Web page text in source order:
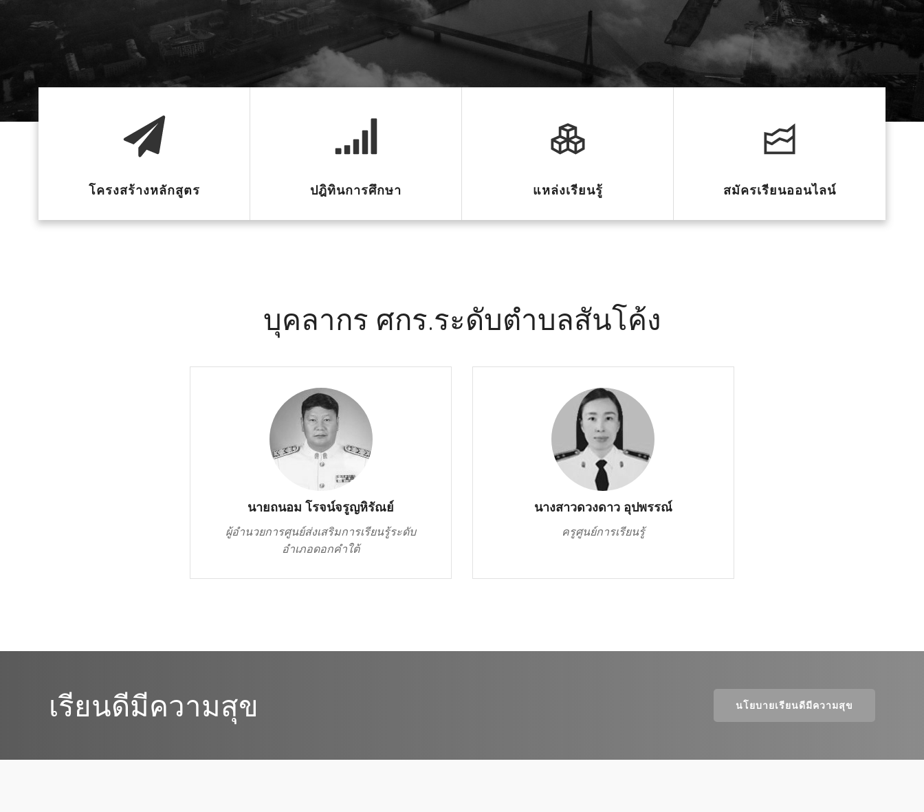
โครงสร้างหลักสูตร ปฎิทินการศึกษา แหล่งเรียนรู้ สมัครเรียนออนไลน์
บุคลากร ศกร.ระดับตำบลสันโค้ง
นายถนอม โรจน์จรูญหิรัณย์
ผู้อำนวยการศูนย์ส่งเสริมการเรียนรู้ระดับ
อำเภอดอกคำใต้
นางสาวดวงดาว อุปพรรณ์
ครูศูนย์การเรียนรู้
เรียนดีมีความสุข นโยบายเรียนดีมีความสุข